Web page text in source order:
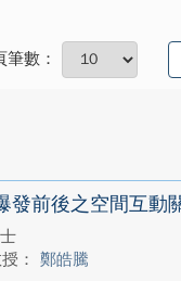
筆數：
發前後之空間互動
： 鄭皓騰